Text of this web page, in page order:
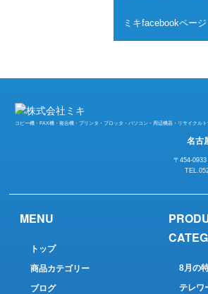
ミキfacebookページ
コピー機・FAX機・複合機・プリンタ・プロッタ・パソコン・周辺機器・リサイクルト
名古
〒454-
MENU
トップ
商品カテゴリー
ブログ
8月の
テレワ